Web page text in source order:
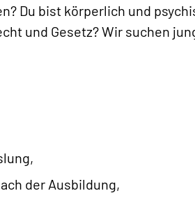
Du bist körperlich und
und Gesetz? Wir suchen
der Ausbildung,